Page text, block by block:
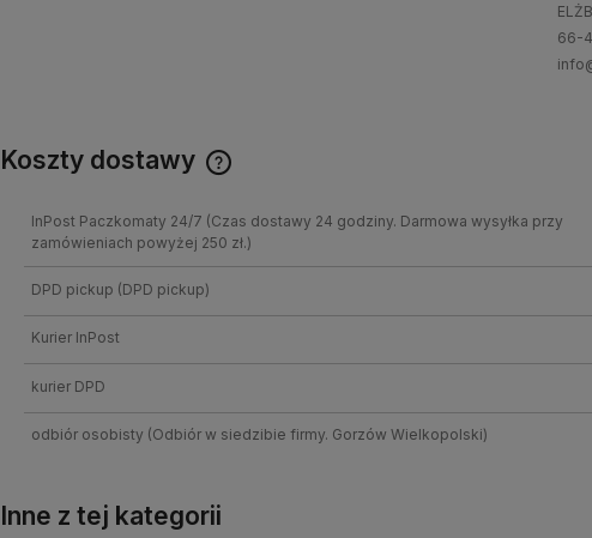
66-
Koszty dostawy
InPost Paczkomaty 24/7 (Czas dostawy 24 godziny. Darmowa wysyłka przy
zamówieniach powyżej 250 zł.)
DPD pickup (DPD pickup)
Kurier InPost
kurier DPD
odbiór osobisty (Odbiór w siedzibie firmy. Gorzów Wielkopolski)
Inne z tej kategorii